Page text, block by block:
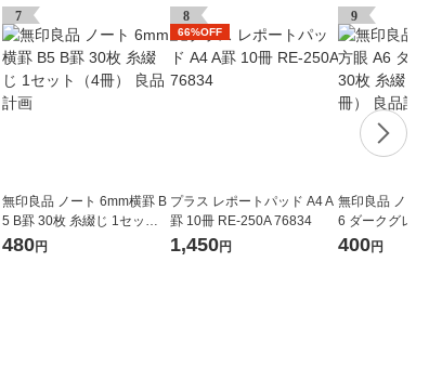
7
無印良品 ノート 6mm横罫 B
5 B罫 30枚 糸綴じ 1セット
（4冊） 良品計画
480円
8
66%OFF
プラス レポートパッド A4 A
罫 10冊 RE-250A 76834
1,450円
9
無印良品 ノー
6 ダークグレ
1セット（4冊
400円